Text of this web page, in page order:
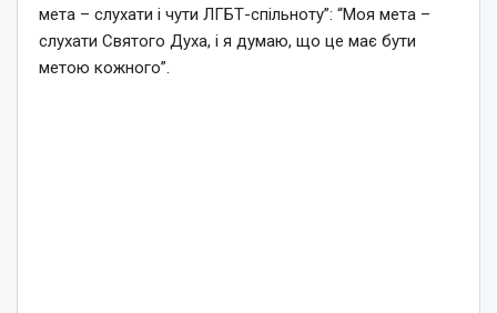
мета – слухати і чути ЛГБТ-спільноту”: “Моя мета –
слухати Святого Духа, і я думаю, що це має бути
метою кожного”.